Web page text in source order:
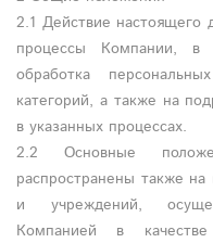
2.1 Действие настоящего
процессы Компании, в
обработка
категорий, а также на
в указанных процессах.
2.2 Основные
распространены также на
и учреждений,
Компанией в